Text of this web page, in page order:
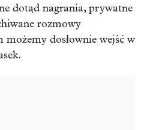
dotąd nagrania, prywatne
rozmowy
dosłownie wejść w